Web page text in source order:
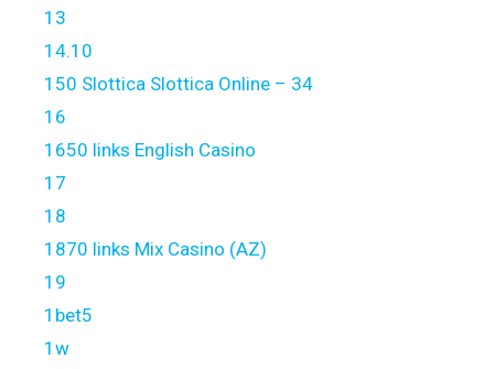
13
14.10
150 Slottica Slottica Online – 34
16
1650 links English Casino
17
18
1870 links Mix Casino (AZ)
19
1bet5
1w